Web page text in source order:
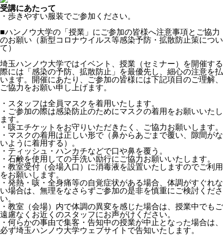
受講にあたって
・歩きやすい服装でご参加ください。
■ハンノウ大学の「授業」にご参加の皆様へ注意事項とご協力
のお願い（新型コロナウイルス等感染予防・拡散防止策につい
て）
埼玉ハンノウ大学ではイベント、授業（セミナー）を開催する
際には「感染の予防、拡散防止」を最優先し、細心の注意を払
います。開催にあたり、ご参加の皆様には下記項目のご理解、
ご協力をお願い申し上げます。
・スタッフは全員マスクを着用いたします。
・ご参加の際は感染防止のためにマスクの着用をお願いいたし
ます。
・咳エチケットをお守りいただきたく、ご協力お願いします。
・マスクの着用は正しい形で（鼻からあごまで覆い、隙間がな
いように着用する）。
・ティッシュ・ハンカチなどで口や鼻を覆う。
・石鹸を使用しての手洗い励行にご協力お願いいたします。
・教室受付（会場入口）に消毒液を設置いたしますのでご利用
をお願いします。
・発熱・咳・全身痛等の自覚症状がある場合、体調がすぐれな
い場合は、無理をなさらずご参加の是非を慎重にご検討くださ
い。
・教室（会場）内で体調の異変を感じた場合は、授業中でもご
遠慮なくお近くのスタッフにお声がけください。
・何らかの事由で集客・告知中の授業が中止となった場合は、
必ず埼玉ハンノウ大学ウェブサイトで告知いたします。